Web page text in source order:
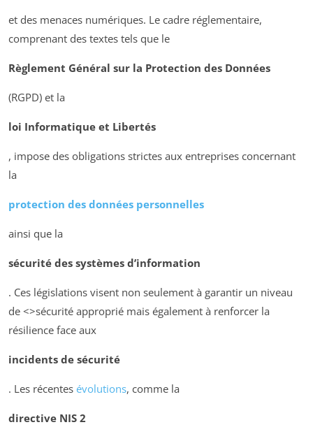
et des menaces numériques. Le cadre réglementaire,
comprenant des textes tels que le
Règlement Général sur la Protection des Données
(RGPD) et la
loi Informatique et Libertés
, impose des obligations strictes aux entreprises concernant
la
protection des données personnelles
ainsi que la
sécurité des systèmes d’information
. Ces législations visent non seulement à garantir un niveau
de <>sécurité approprié mais également à renforcer la
résilience face aux
incidents de sécurité
. Les récentes évolutions, comme la
directive NIS 2